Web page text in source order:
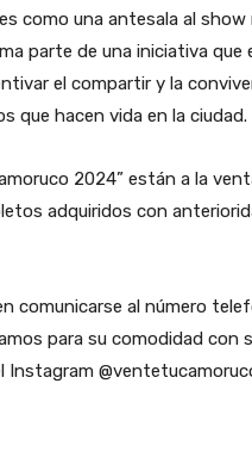
como una antesala al
parte de una iniciativa que
el compartir y la
que hacen vida en la ciudad.
2024” están a la
adquiridos con
comunicarse al número
para su comodidad con